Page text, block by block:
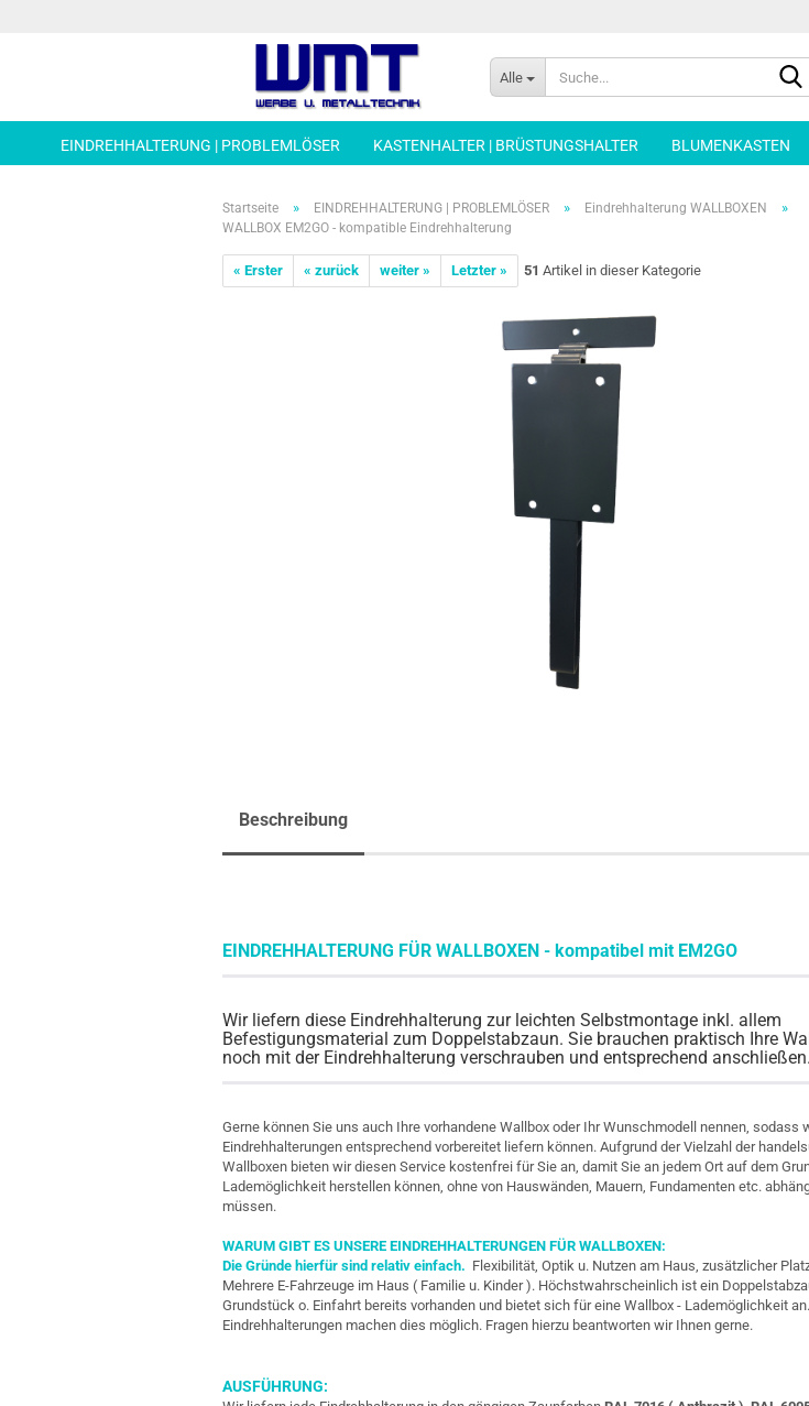
Alle
EINDREHHALTERUNG | PROBLEMLÖSER KASTENHALTER | BRÜSTUNGSHALTER BLUMENKASTEN
Startseite » EINDREHHALTERUNG | PROBLEMLÖSER » Eindrehhalterung WALLBOXEN »
WALLBOX EM2GO - kompatible Eindrehhalterung
« Erster « zurück weiter » Letzter » 51 Artikel in dieser Kategorie
Beschreibung
EINDREHHALTERUNG FÜR WALLBOXEN - kompatibel mit EM2GO
Wir liefern diese Eindrehhalterung zur leichten Selbstmontage inkl. allem
Befestigungsmaterial zum Doppelstabzaun. Sie brauchen praktisch Ihre
noch mit der Eindrehhalterung verschrauben und entsprechend anschließen.
Gerne können Sie uns auch Ihre vorhandene Wallbox oder Ihr Wunschmodell nennen, sodass
Eindrehhalterungen entsprechend vorbereitet liefern können. Aufgrund der Vielzahl der
Wallboxen bieten wir diesen Service kostenfrei für Sie an, damit Sie an jedem Ort auf dem
Lademöglichkeit herstellen können, ohne von Hauswänden, Mauern, Fundamenten etc.
müssen.
WARUM GIBT ES UNSERE EINDREHHALTERUNGEN FÜR WALLBOXEN:
Die Gründe hierfür sind relativ einfach. Flexibilität, Optik u. Nutzen am Haus, zusätzlicher
Mehrere E-Fahrzeuge im Haus ( Familie u. Kinder ). Höchstwahrscheinlich ist ein
Grundstück o. Einfahrt bereits vorhanden und bietet sich für eine Wallbox - Lademöglichkeit
Eindrehhalterungen machen dies möglich. Fragen hierzu beantworten wir Ihnen gerne.
AUSFÜHRUNG: